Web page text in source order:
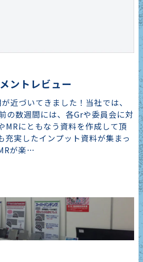
ントレビュー
近づいてきました！当社では、
の数週間には、各Grや委員会に対
MRにともなう資料を作成して頂
充実したインプット資料が集まっ
が楽…